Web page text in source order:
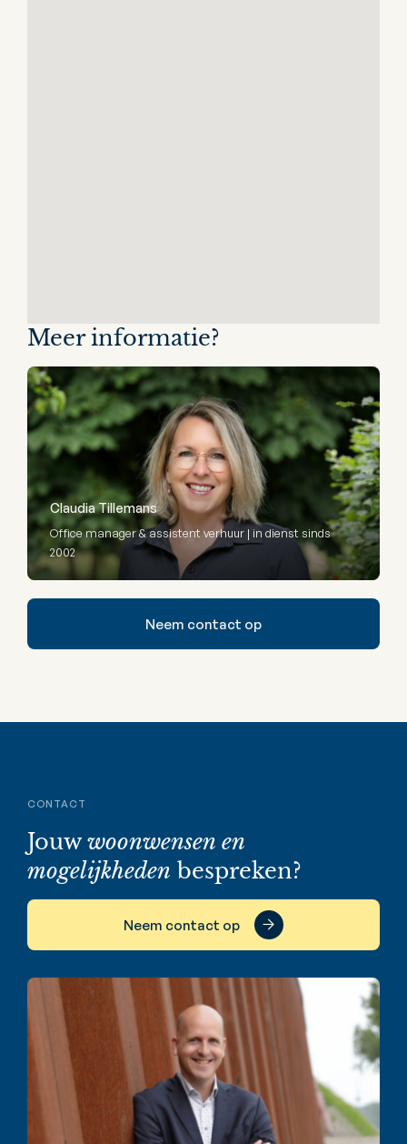
Meer informatie?
Claudia Tillemans
Office manager & assistent verhuur | in dienst sinds
2002
Neem contact op
CONTACT
Jouwwoonwensen en
mogelijkheden bespreken?
Neem contact op